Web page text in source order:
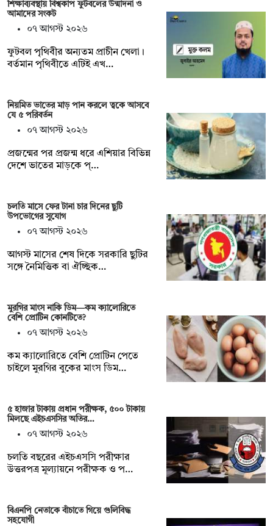
শিক্ষাব্যবস্থায় বিশ্বকাপ ফুটবলের উন্মাদনা ও
আমাদের সংকট
০৭ আগস্ট ২০২৬
ফুটবল পৃথিবীর অন্যতম প্রাচীন খেলা।
বর্তমান পৃথিবীতে এটিই এখ…
নিয়মিত ভাতের মাড় পান করলে ত্বকে আসবে
যে ৫ পরিবর্তন
০৭ আগস্ট ২০২৬
প্রজন্মের পর প্রজন্ম ধরে এশিয়ার বিভিন্ন
দেশে ভাতের মাড়কে প্…
চলতি মাসে ফের টানা চার দিনের ছুটি
উপভোগের সুযোগ
০৭ আগস্ট ২০২৬
আগস্ট মাসের শেষ দিকে সরকারি ছুটির
সঙ্গে নৈমিত্তিক বা ঐচ্ছিক…
মুরগির মাংস নাকি ডিম—কম ক্যালোরিতে
বেশি প্রোটিন কোনটিতে?
০৭ আগস্ট ২০২৬
কম ক্যালোরিতে বেশি প্রোটিন পেতে
চাইলে মুরগির বুকের মাংস ডিম…
৫ হাজার টাকায় প্রধান পরীক্ষক, ৫০০ টাকায়
মিলছে এইচএসসির অতির…
০৭ আগস্ট ২০২৬
চলতি বছরের এইচএসসি পরীক্ষার
উত্তরপত্র মূল্যায়নে পরীক্ষক ও প…
বিএনপি নেতাকে বাঁচাতে গিয়ে গুলিবিদ্ধ
সহযোগী